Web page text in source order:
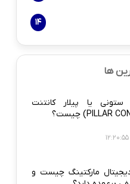
14
ها
ستونی یا پیلار کانتنت
مارکتینگ چیست و